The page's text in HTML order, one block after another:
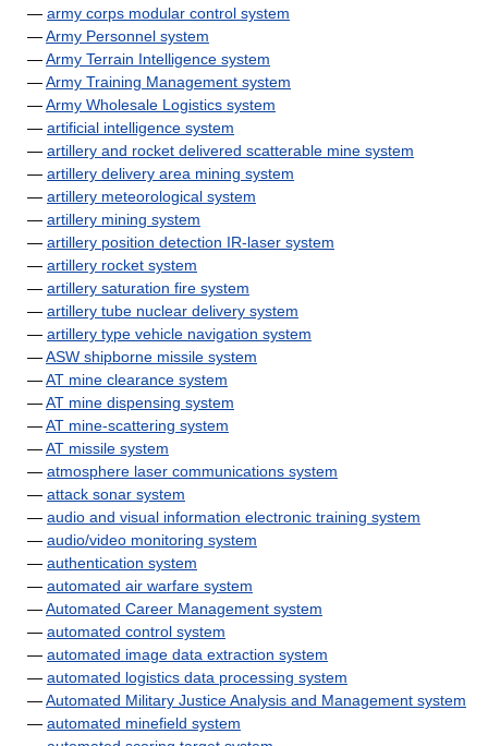
— army corps modular control system
—Army Personnel system
—Army Terrain Intelligence system
—Army Training Management system
—Army Wholesale Logistics system
— artificial intelligence system
— artillery and rocket delivered scatterable mine system
— artillery delivery area mining system
— artillery meteorological system
— artillery mining system
— artillery position detection IR-laser system
— artillery rocket system
— artillery saturation fire system
— artillery tube nuclear delivery system
— artillery type vehicle navigation system
—ASW shipborne missile system
—AT mine clearance system
—AT mine dispensing system
—AT mine-scattering system
—AT missile system
— atmosphere laser communications system
— attack sonar system
— audio and visual information electronic training system
— audio/video monitoring system
— authentication system
— automated air warfare system
—Automated Career Management system
— automated control system
— automated image data extraction system
— automated logistics data processing system
—Automated Military Justice Analysis and Management system
— automated minefield system